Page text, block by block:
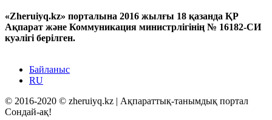
«Zheruiyq.kz» порталына 2016 жылғы 18 қазанда ҚР
Ақпарат және Коммуникация министрлігінің № 16182-СИ
куәлігі берілген.
Байланыс
RU
© 2016-2020 © zheruiyq.kz | Ақпараттық-танымдық портал
Сондай-ақ!